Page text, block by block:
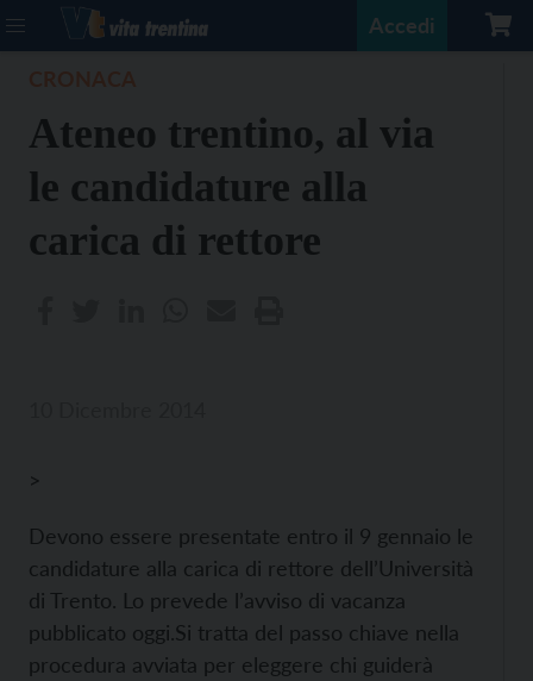
Accedi
Ateneo trentino, al via
le candidature alla
carica di rettore
>
Devono essere presentate entro il 9 gennaio le
candidature alla carica di rettore dell’Università
di Trento. Lo prevede l’avviso di vacanza
pubblicato oggi.Si tratta del passo chiave nella
procedura avviata per eleggere chi guiderà